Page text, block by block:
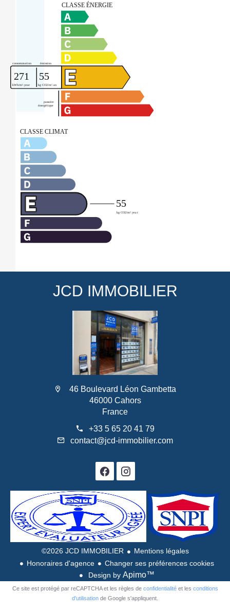
JCD IMMOBILIER
46 Boulevard Léon Gambetta
46000 Cahors
France
+33 5 65 20 41 79
contact@jcd-immobilier.com
©2026 JCD IMMOBILIER
Mentions légales
Honoraires d'agence
Changer ses préférences cookies
Design by Apimo™
Ce site est protégé par reCAPTCHA et les règles de confidentialitéet les conditions
d'utilisation de Google s'appliquent.